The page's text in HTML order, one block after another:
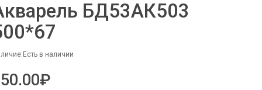
БД53АК503
в наличии